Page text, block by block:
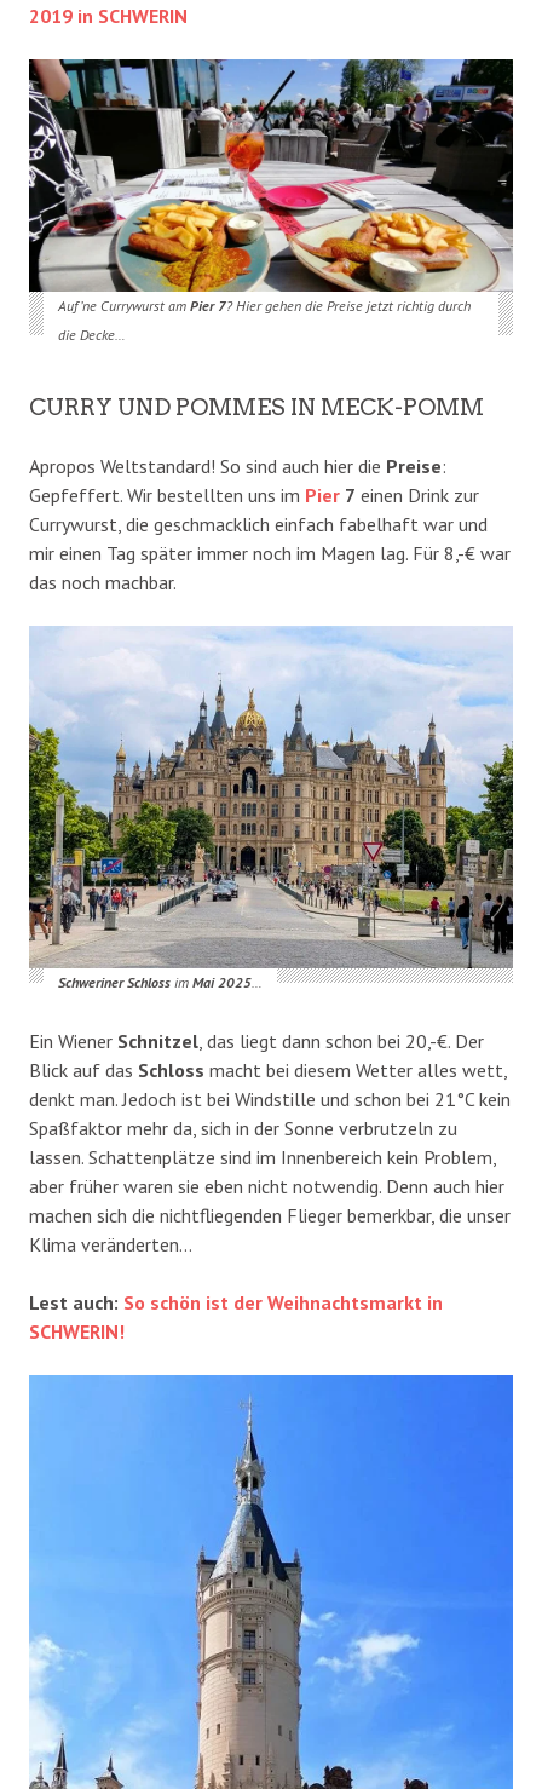
2019 in SCHWERIN
Auf ’ne Currywurst am Pier 7? Hier gehen die Preise jetzt richtig durch
die Decke…
CURRY UND POMMES IN MECK-POMM
Apropos Weltstandard! So sind auch hier die Preise:
Gepfeffert. Wir bestellten uns im Pier 7 einen Drink zur
Currywurst, die geschmacklich einfach fabelhaft war und
mir einen Tag später immer noch im Magen lag. Für 8,-€ war
das noch machbar.
Schweriner Schloss imMai 2025…
Ein Wiener Schnitzel , das liegt dann schon bei 20,-€. Der
Blick auf das Schloss macht bei diesem Wetter alles wett,
denkt man. Jedoch ist bei Windstille und schon bei 21°C kein
Spaßfaktor mehr da, sich in der Sonne verbrutzeln zu
lassen. Schattenplätze sind im Innenbereich kein Problem,
aber früher waren sie eben nicht notwendig. Denn auch hier
machen sich die nichtfliegenden Flieger bemerkbar, die unser
Klima veränderten…
Lest auch: So schön ist der Weihnachtsmarkt in
SCHWERIN!